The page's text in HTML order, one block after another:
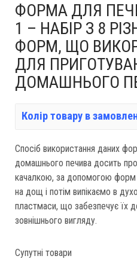
ФОРМА ДЛЯ
1 – НАБІР З 8
ФОРМ, ЩО
ДЛЯ
ДОМАШНЬОГО
Колір товару в
Спосіб використання даних
домашнього печива досить
качалкою, за допомогою форм
на дощ і потім випікаємо в
пластмаси, що забезпечує їх
зовнішнього вигляду.
Супутні товари